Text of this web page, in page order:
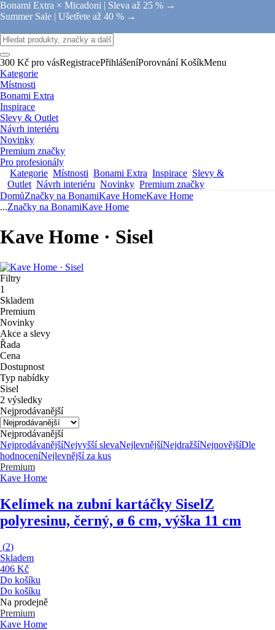
Bonami Extra × Micadoni | Sleva až 25 % →
Summer Sale | Ušetřete až 40 % →
300 Kč pro vásRegistracePřihlášeníPorovnání KošíkMenu
Kategorie
Místnosti
Bonami Extra
Inspirace
Slevy & Outlet
Návrh interiéru
Novinky
Premium značky
Pro profesionály
Kategorie Místnosti Bonami Extra Inspirace Slevy &
Outlet Návrh interiéru Novinky Premium značky
DomůZnačky na BonamiKave HomeKave Home
...Značky na BonamiKave Home
Kave Home · Sisel
Filtry
1
Skladem
Premium
Novinky
Akce a slevy
Řada
Cena
Dostupnost
Typ nabídky
Sisel
2 výsledky
Nejprodávanější
Nejprodávanější
NejprodávanějšíNejvyšší slevaNejlevnějšíNejdražšíNejnovějšíDle
hodnoceníNejlevnější za kus
Premium
Kave Home
Kelímek na zubní kartáčky SiselZ
polyresinu, černý, ø 6 cm, výška 11 cm
(2)
Skladem
406 Kč
Do košíku
Do košíku
Na prodejně
Premium
Kave Home